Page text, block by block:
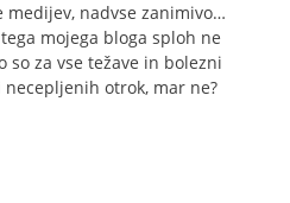
nadvse zanimivo…
mojega bloga sploh ne
so za vse težave in bolezni
otrok, mar ne?